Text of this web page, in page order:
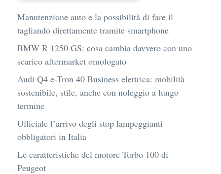
Manutenzione auto e la possibilità di fare il
tagliando direttamente tramite smartphone
BMW R 1250 GS: cosa cambia davvero con uno
scarico aftermarket omologato
Audi Q4 e-Tron 40 Business elettrica: mobilità
sostenibile, stile, anche con noleggio a lungo
termine
Ufficiale l’arrivo degli stop lampeggianti
obbligatori in Italia
Le caratteristiche del motore Turbo 100 di
Peugeot